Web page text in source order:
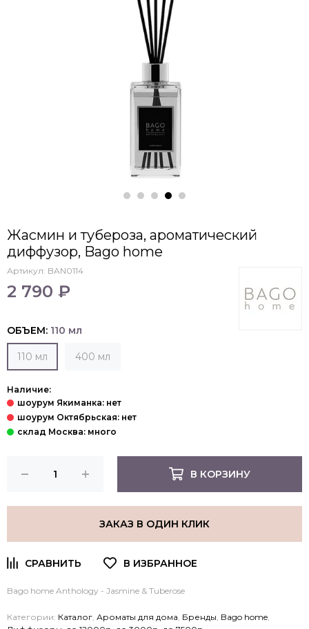
Жасмин и тубероза, ароматический
диффузор, Bago home
Артикул: BAN0114
2 790 ₽
ОБЪЕМ: 110 мл
110 мл 400 мл
Наличие:
В КОРЗИНУ
ЗАКАЗ В ОДИН КЛИК
Bago home Anthology - Jasmine & Tuberose
Категории: Каталог Ароматы для дома Бренды Bago home